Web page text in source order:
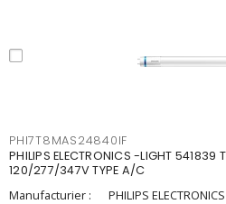
PHI7T8MAS24840IF
PHILIPS ELECTRONICS -LIGHT 541839
120/277/347V TYPE A/C
Manufacturier :
PHILIPS